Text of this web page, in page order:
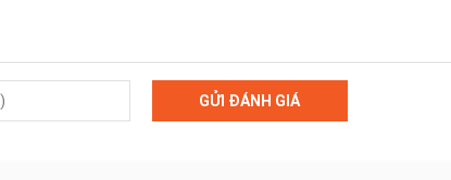
GỬI ĐÁNH GIÁ